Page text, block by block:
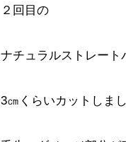
２回目の
ナチュラルストレート
3㎝くらいカットしま